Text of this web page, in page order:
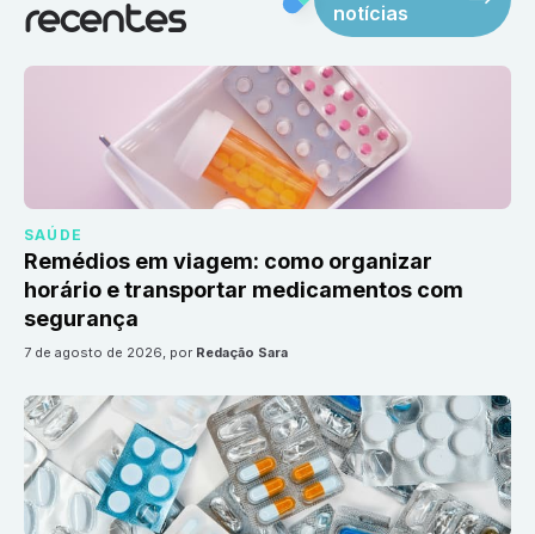
recentes
notícias
SAÚDE
Remédios em viagem: como organizar
horário e transportar medicamentos com
segurança
7 de agosto de 2026, por Redação Sara